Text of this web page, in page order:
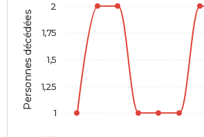
Personnes décédées
1
1,25
1,5
1,75
2